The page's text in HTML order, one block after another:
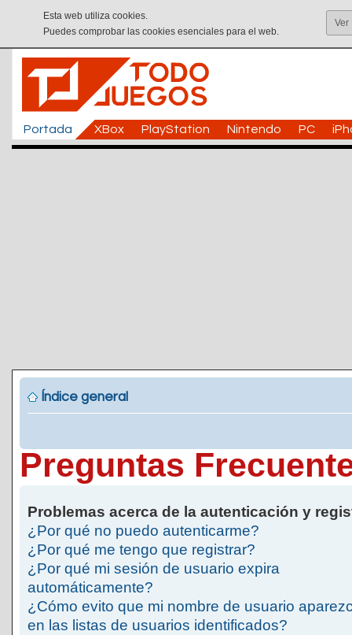
Esta web utiliza cookies.
Puedes comprobar las cookies esenciales para el web.
Ver
Portada XBox PlayStation Nintendo PC
Índice general
Preguntas
Problemas acerca de la autenticación y
¿Por qué no puedo autenticarme?
¿Por qué me tengo que registrar?
¿Por qué mi sesión de usuario expira
automáticamente?
¿Cómo evito que mi nombre de usuario
en las listas de usuarios identificados?